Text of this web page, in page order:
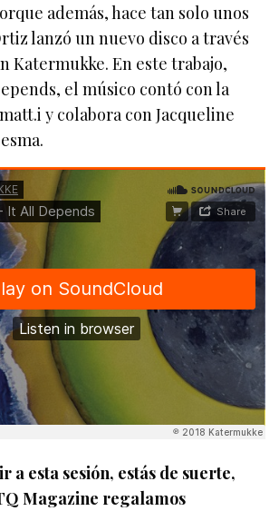
además, hace tan solo unos
lanzó un nuevo disco a través
Katermukke. En este trabajo,
el músico contó con la
y colabora con Jacqueline
a esta sesión, estás de suerte,
Magazine regalamos